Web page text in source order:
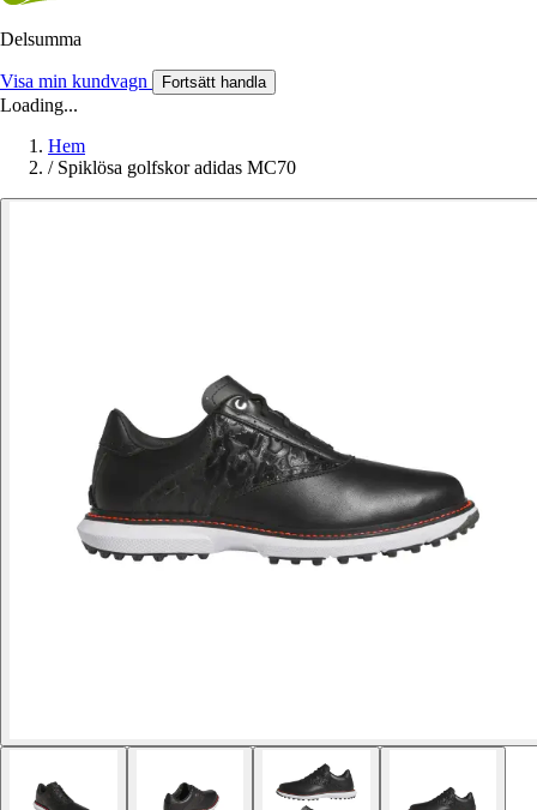
Delsumma
Visa min kundvagn Fortsätt handla
Loading...
Hem
/ Spiklösa golfskor adidas MC70